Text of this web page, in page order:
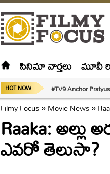
సినిమా వార్తలు మూవీ
HOT NOW #TV9 Anchor
Filmy Focus»Movie News»
Raaka:
ఎవరో తెలుసా?